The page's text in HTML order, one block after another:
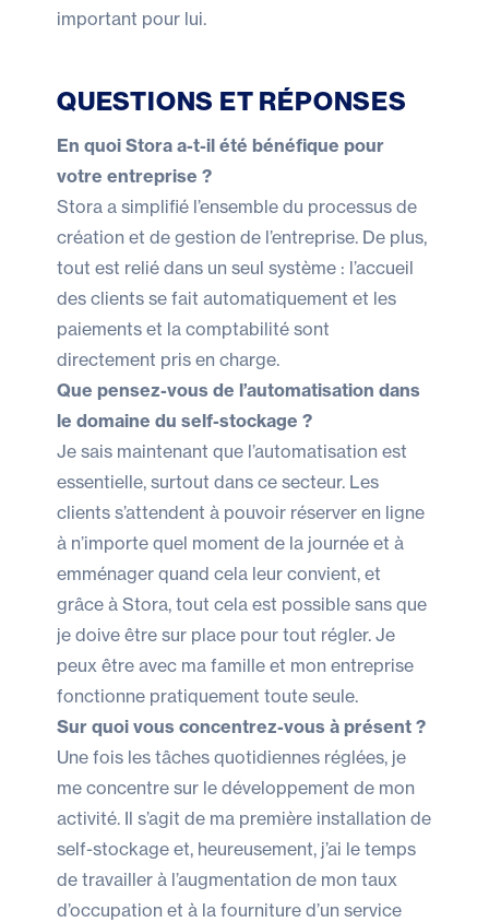
important pour lui.
QUESTIONS ET RÉPONSES
En quoi Stora a-t-il été bénéfique pour
votre entreprise ?
Stora a simplifié l’ensemble du processus de
création et de gestion de l’entreprise. De plus,
tout est relié dans un seul système : l’accueil
des clients se fait automatiquement et les
paiements et la comptabilité sont
directement pris en charge.
Que pensez-vous de l’automatisation dans
le domaine du self-stockage ?
Je sais maintenant que l’automatisation est
essentielle, surtout dans ce secteur. Les
clients s’attendent à pouvoir réserver en ligne
à n’importe quel moment de la journée et à
emménager quand cela leur convient, et
grâce à Stora, tout cela est possible sans que
je doive être sur place pour tout régler. Je
peux être avec ma famille et mon entreprise
fonctionne pratiquement toute seule.
Sur quoi vous concentrez-vous à présent ?
Une fois les tâches quotidiennes réglées, je
me concentre sur le développement de mon
activité. Il s’agit de ma première installation de
self-stockage et, heureusement, j’ai le temps
de travailler à l’augmentation de mon taux
d’occupation et à la fourniture d’un service